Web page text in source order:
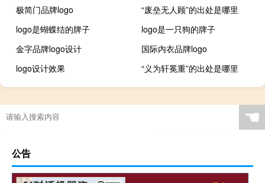
极简门品牌logo
“废垒无人顾”的出处是哪里
logo是蝴蝶结的牌子
logo是一只狗的牌子
金字品牌logo设计
国际内衣品牌logo
logo设计效果
“义为轩冕重”的出处是哪里
☚
公告